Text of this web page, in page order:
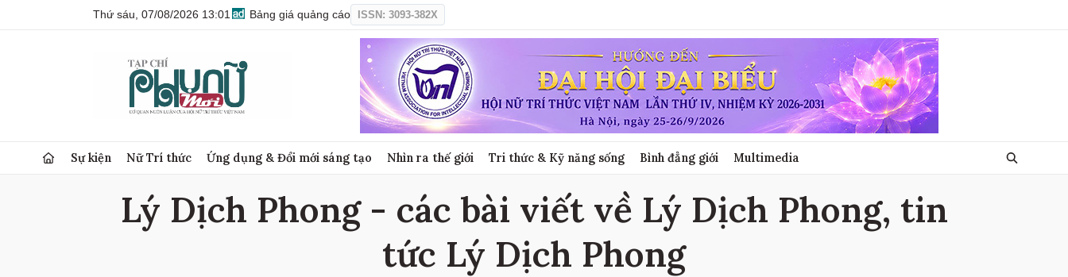
Thứ sáu, 07/08/2026 13:01 Bảng giá quảng cáo ISSN: 3093-382X
Sự kiện Nữ Trí thức Ứng dụng & Đổi mới sáng tạo Nhìn ra thế giới Tri thức & Kỹ năng sống Bình đẳng giới Multimedia
Lý Dịch Phong - các bài viết về Lý Dịch Phong, tin
tức Lý Dịch Phong